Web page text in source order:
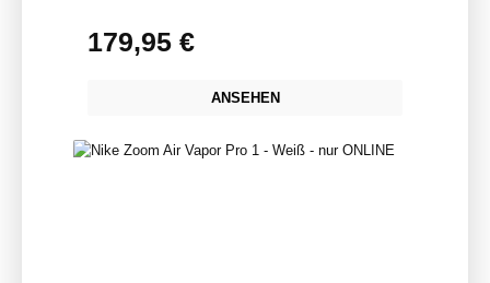
Regulärer Preis:
179,95 €
ANSEHEN